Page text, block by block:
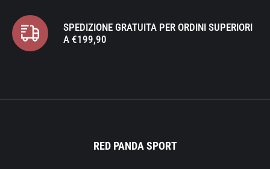
SPEDIZIONE GRATUITA PER ORDINI SUPERIORI
A €199,90
RED PANDA SPORT